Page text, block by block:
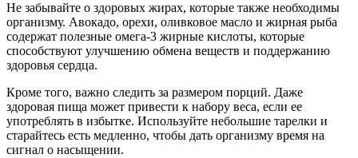
Не забывайте о здоровых жирах, которые также необходимы
организму. Авокадо, орехи, оливковое масло и жирная рыба
содержат полезные омега-3 жирные кислоты, которые
способствуют улучшению обмена веществ и поддержанию
здоровья сердца.
Кроме того, важно следить за размером порций. Даже
здоровая пища может привести к набору веса, если ее
употреблять в избытке. Используйте небольшие тарелки и
старайтесь есть медленно, чтобы дать организму время на
сигнал о насыщении.